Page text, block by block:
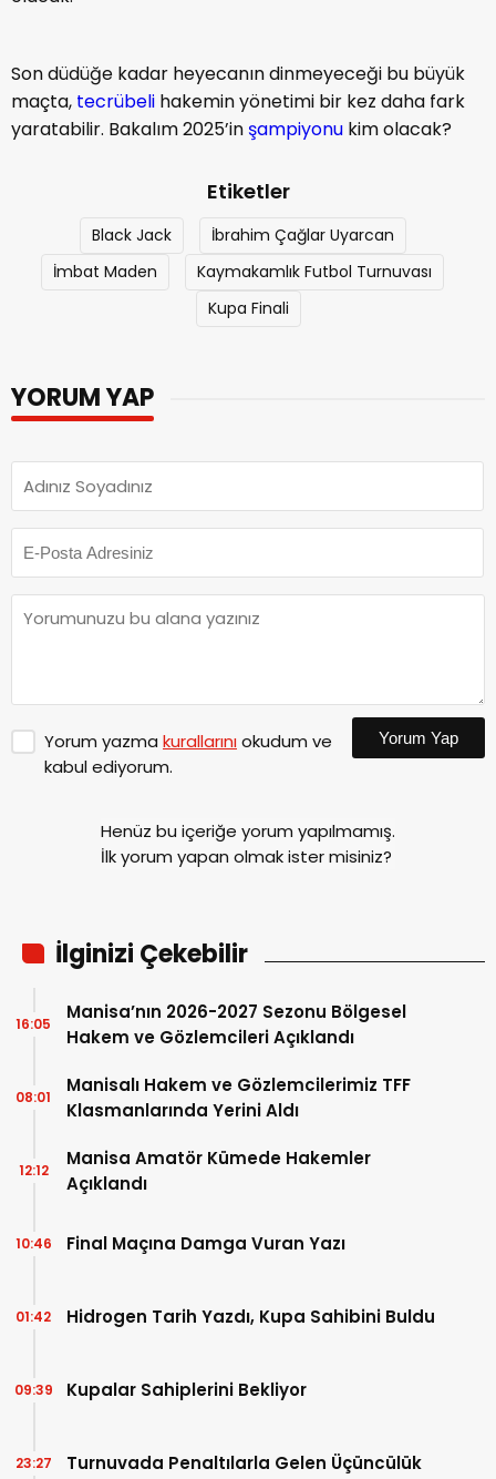
Son düdüğe kadar heyecanın dinmeyeceği bu büyük
maçta, tecrübeli hakemin yönetimi bir kez daha fark
yaratabilir. Bakalım 2025’inşampiyonu kim olacak?
Etiketler
Black Jack
İbrahim Çağlar Uyarcan
İmbat Maden
Kaymakamlık Futbol Turnuvası
Kupa Finali
YORUM YAP
Yorum yazma kurallarınıokudum ve
kabul ediyorum.
Yorum Yap
Henüz bu içeriğe yorum yapılmamış.
İlk yorum yapan olmak ister misiniz?
İlginizi Çekebilir
Manisa’nın 2026-2027 Sezonu Bölgesel
Hakem ve Gözlemcileri Açıklandı
16:05
Manisalı Hakem ve Gözlemcilerimiz TFF
Klasmanlarında Yerini Aldı
08:01
Manisa Amatör Kümede Hakemler
Açıklandı
12:12
Final Maçına Damga Vuran Yazı
10:46
Hidrogen Tarih Yazdı, Kupa Sahibini Buldu
01:42
Kupalar Sahiplerini Bekliyor
09:39
Turnuvada Penaltılarla Gelen Üçüncülük
23:27